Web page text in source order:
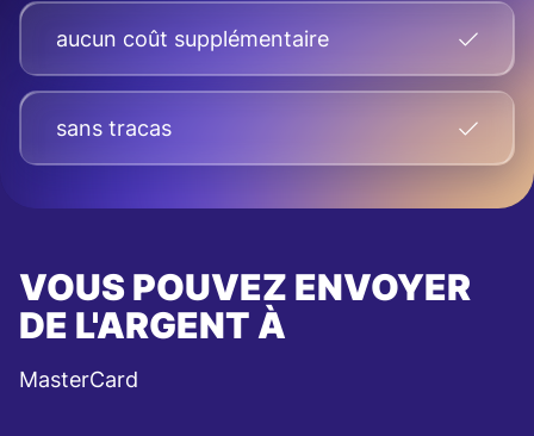
aucun coût supplémentaire
sans tracas
VOUS POUVEZ ENVOYER
DE L'ARGENT À
MasterCard